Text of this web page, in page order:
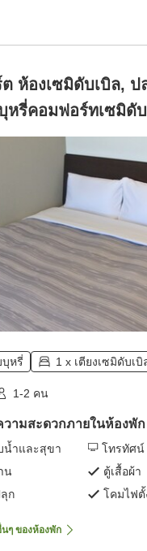
ห้องเซมิดับเบิล, ป
หรี่คอมฟอร์ทเซมิดับ
น)
หรี่ 1 x เตียงเซมิดับเบิ
1-2 คน
วามสะดวกภายในห้องพัก
น้ำและสุขา
โทรทัศน์
น
ตู้เสื้อผ้า
ก
โคมไฟตั้
นๆ ของห้องพัก